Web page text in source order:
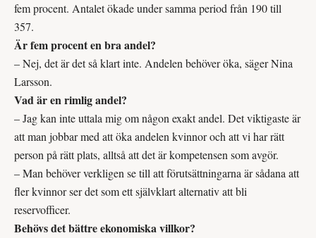
fem procent. Antalet ökade under samma period från 190 till
357.
Är fem procent en bra andel?
– Nej, det är det så klart inte. Andelen behöver öka, säger Nina
Larsson.
Vad är en rimlig andel?
– Jag kan inte uttala mig om någon exakt andel. Det viktigaste är
att man jobbar med att öka andelen kvinnor och att vi har rätt
person på rätt plats, alltså att det är kompetensen som avgör.
– Man behöver verkligen se till att förutsättningarna är sådana att
fler kvinnor ser det som ett självklart alternativ att bli
reservofficer.
Behövs det bättre ekonomiska villkor?